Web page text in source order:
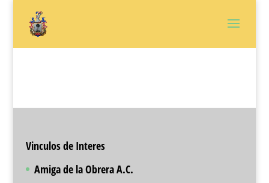
Vinculos de Interes
Amiga de la Obrera A.C.